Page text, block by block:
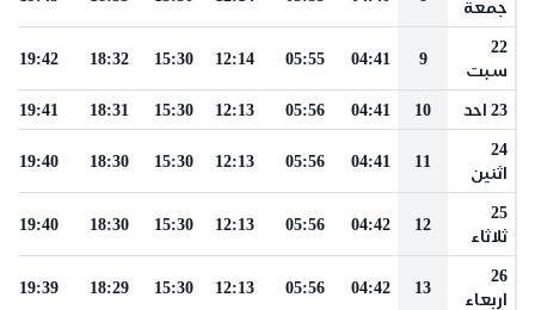
جمعة
22
سبت
9
04:41
05:55
12:14
15:30
18:32
19:42
23 احد 10
04:41
05:56
12:13
15:30
18:31
19:41
24
اثنين
11
04:41
05:56
12:13
15:30
18:30
19:40
25
ثلاثاء
12
04:42
05:56
12:13
15:30
18:30
19:40
26
اربعاء
13
04:42
05:56
12:13
15:30
18:29
19:39